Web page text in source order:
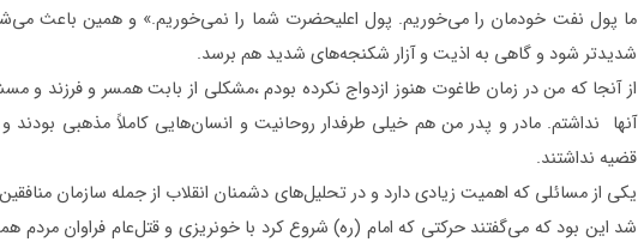
ما پول نفت خودمان را می‌خوریم. پول اعلیحضرت شما را نمی‌خوریم.» و همین باعث
شدیدتر شود و گاهی به اذیت و آزار شکنجه‌های شدید هم برسد.
از آنجا که من در زمان طاغوت هنوز ازدواج نکرده بودم ،مشکلی از بابت همسر و فرزند و
آنها نداشتم. مادر و پدر من هم خیلی طرفدار روحانیت و انسان‌هایی کاملاً مذهبی بودند و
قضیه نداشتند.
یکی از مسائلی که اهمیت زیادی دارد و در تحلیل‌های دشمنان انقلاب از جمله سازمان
شد این بود که می‌گفتند حرکتی که امام (ره) شروع کرد با خونریزی و قتل‌عام فراوان مردم